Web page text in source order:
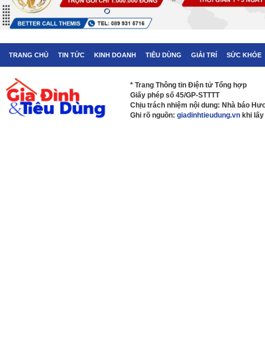
TRANG CHỦ TIN TỨC KINH DOANH TIÊU DÙNG GIẢI TRÍ SỨC KHỎE
* Trang Thông tin Điện tử Tổng hợp
Giấy phép số 45/GP-STTTT
Chịu trách nhiệm nội dung: Nhà báo
Ghi rõ nguồn: giadinhtieudung.vn khi